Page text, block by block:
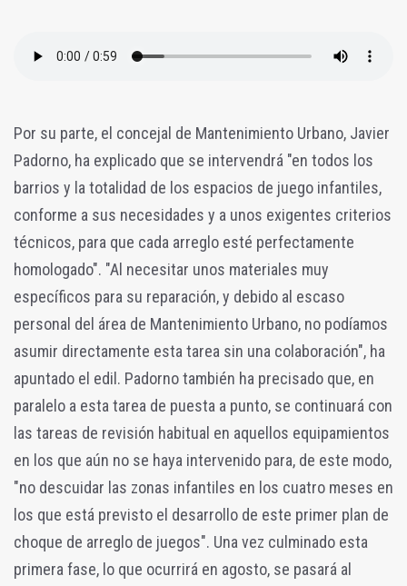
Por su parte, el concejal de Mantenimiento Urbano, Javier
Padorno, ha explicado que se intervendrá "en todos los
barrios y la totalidad de los espacios de juego infantiles,
conforme a sus necesidades y a unos exigentes criterios
técnicos, para que cada arreglo esté perfectamente
homologado". "Al necesitar unos materiales muy
específicos para su reparación, y debido al escaso
personal del área de Mantenimiento Urbano, no podíamos
asumir directamente esta tarea sin una colaboración", ha
apuntado el edil. Padorno también ha precisado que, en
paralelo a esta tarea de puesta a punto, se continuará con
las tareas de revisión habitual en aquellos equipamientos
en los que aún no se haya intervenido para, de este modo,
"no descuidar las zonas infantiles en los cuatro meses en
los que está previsto el desarrollo de este primer plan de
choque de arreglo de juegos". Una vez culminado esta
primera fase, lo que ocurrirá en agosto, se pasará al